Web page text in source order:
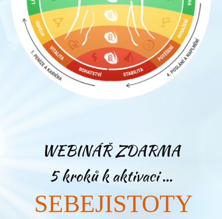
WEBINÁŘ ZDARMA
5 kroků k aktivaci ...
SEBEJISTOTY